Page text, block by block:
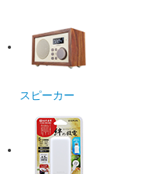
スピーカー